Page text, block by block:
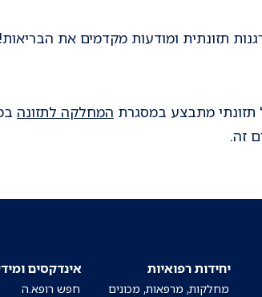
תזונתית ומודעות מקדמים את הבריאות!
תזונתי מתבצע במסגרת המחלקה לתזונה
זה.
יחידות רפואיות
מחלקות, מרפאות, מכונים
אינדקסים
חפש רופא.ה